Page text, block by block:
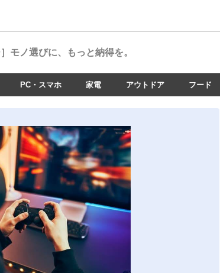
モノ選びに、もっと納得を。
PC・スマホ 家電 アウトドア フード